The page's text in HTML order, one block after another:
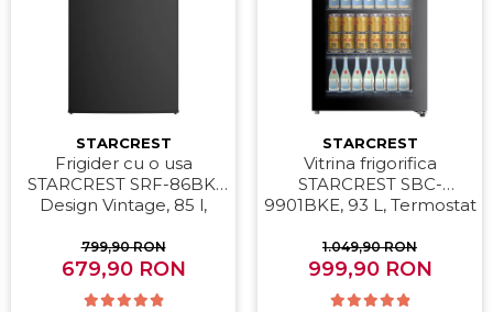
STARCREST
Frigider cu o usa
STARCREST SRF-86BK,
Design Vintage, 85 l,
interioara, H 84 cm,
Negru
799,90 RON
679,90 RON
STARCREST
Vitrina frigorifica
STARCREST SBC-
9901BKE, 93 L, Termostat
Usa sticla, H 84.5 cm,
Negru
1.049,90 RON
999,90 RON